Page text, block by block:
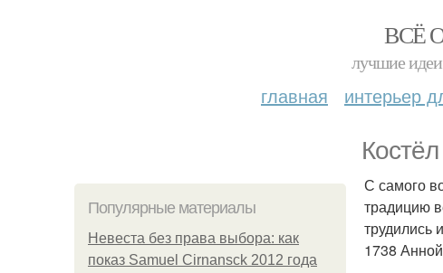
ВСЁ
лучшие идеи
главная интерьер
Популярные материалы
Невеста без права выбора: как
показ Samuel Cirnansck 2012 года
С самого
традицию
трудились
1738